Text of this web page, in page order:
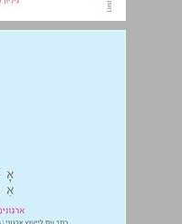
אנליזה ארגונית: גיליון 30 ... 0